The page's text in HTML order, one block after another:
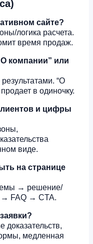
сайте?
логика расчета.
время продаж.
компании” или
“О
в одиночку.
и цифры
виде.
на странице
→ решение/
→ FAQ → CTA.
доказательств,
медленная